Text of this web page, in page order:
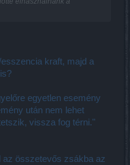
kraft, majd a
egyetlen esemény
után nem lehet
vissza fog térni."
az összetevős zsákba az